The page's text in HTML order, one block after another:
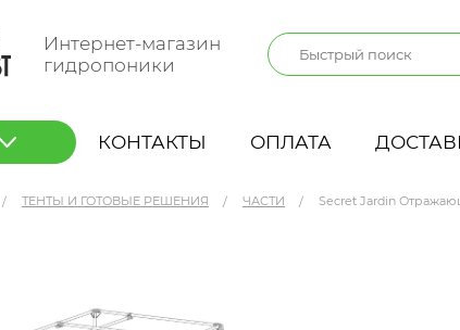
Интернет-магазин
гидропоники
КОНТАКТЫ ОПЛАТА
ТЕНТЫ И ГОТОВЫЕ РЕШЕНИЯ ЧАСТИ Secret Jardin